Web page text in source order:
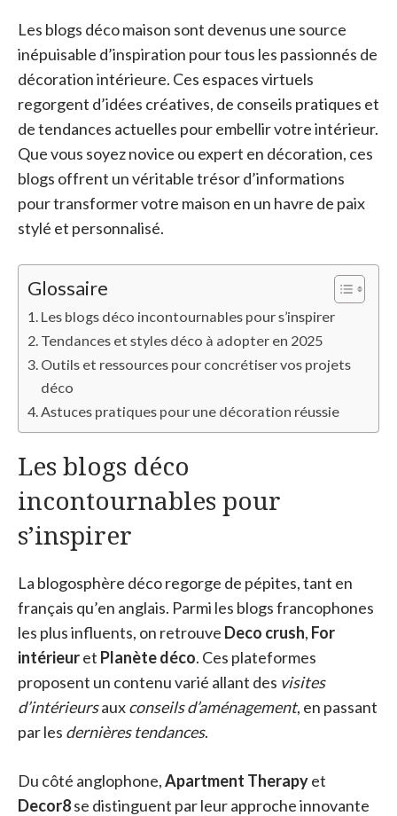
Les blogs déco maison sont devenus une source
inépuisable d’inspiration pour tous les passionnés de
décoration intérieure. Ces espaces virtuels
regorgent d’idées créatives, de conseils pratiques et
de tendances actuelles pour embellir votre intérieur.
Que vous soyez novice ou expert en décoration, ces
blogs offrent un véritable trésor d’informations
pour transformer votre maison en un havre de paix
stylé et personnalisé.
Glossaire
Les blogs déco incontournables pour s’inspirer
Tendances et styles déco à adopter en 2025
Outils et ressources pour concrétiser vos projets
déco
Astuces pratiques pour une décoration réussie
Les blogs déco
incontournables pour
s’inspirer
La blogosphère déco regorge de pépites, tant en
français qu’en anglais. Parmi les blogs francophones
les plus influents, on retrouve Deco crush, For
intérieuret Planète déco. Ces plateformes
proposent un contenu varié allant des visites
d’intérieursauxconseils d’aménagement, en passant
par les dernières tendances.
Du côté anglophone,Apartment Therapyet
Decor8se distinguent par leur approche innovante